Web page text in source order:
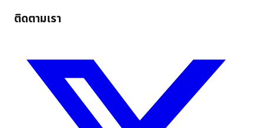
ติดตามเรา